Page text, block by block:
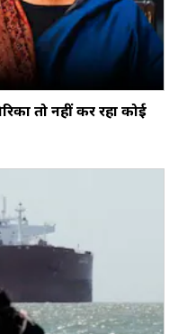
तो नहीं कर रहा कोई